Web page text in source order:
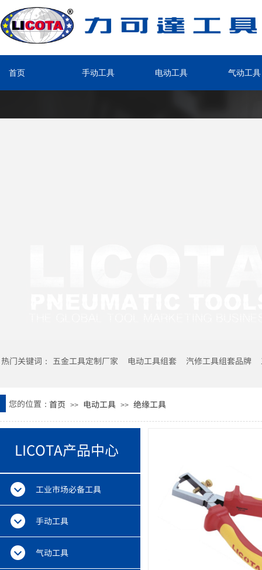
首页 手动工具 电动工具 气动工具
LICOTA产品中心
热门关键词： 五金工具定制厂家 电动工具组套 汽修工具组套品牌
首页 >> 电动工具 >> 绝缘工具
您的位置：
工业市场必备工具
手动工具
气动工具